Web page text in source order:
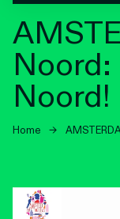
Noord:
Noord!
Home →
Luisteren
Over SLAA
Vacatures
Personen